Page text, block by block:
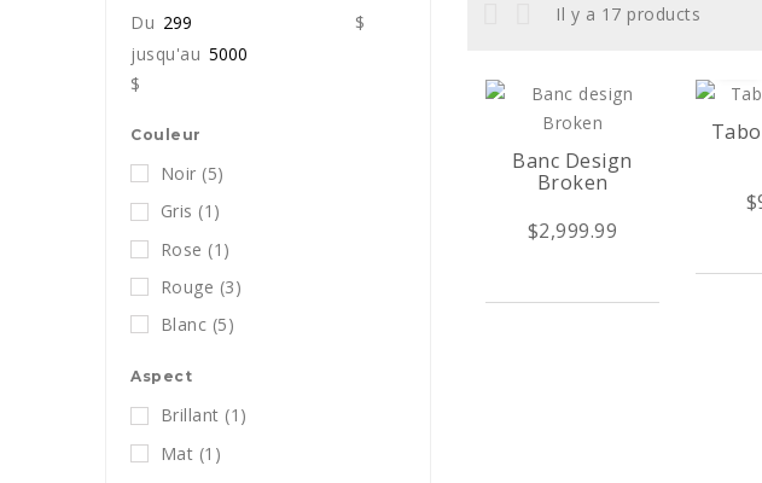
Du
$
jusqu'au
$
Couleur
Noir (5)
Gris (1)
Rose (1)
Rouge (3)
Blanc (5)
Aspect
Brillant (1)
Mat (1)
Il y a 17 products
Banc Design
Broken
$2,999.99